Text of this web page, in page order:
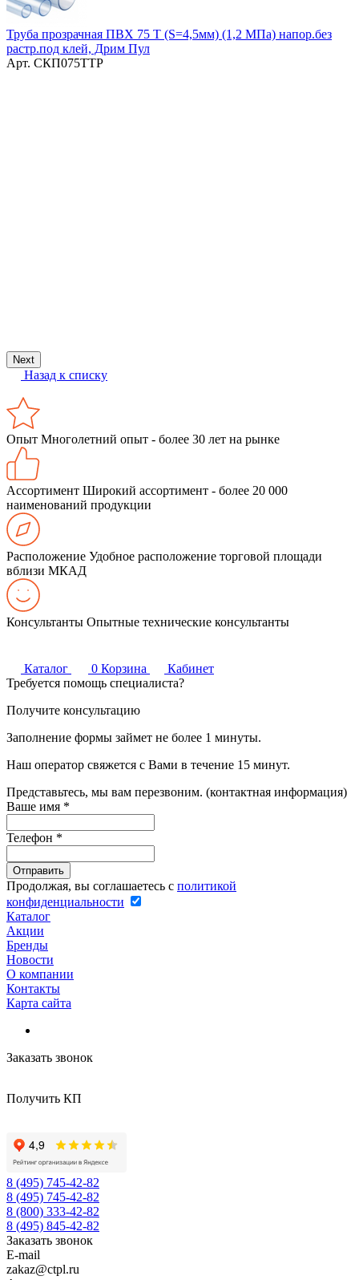
Труба прозрачная ПВХ 75 Т (S=4,5мм) (1,2 МПа) напор.без
растр.под клей, Дрим Пул
Арт. СКП075ТТР
Next
Назад к списку
Опыт Многолетний опыт - более 30 лет на рынке
Ассортимент Широкий ассортимент - более 20 000
наименований продукции
Расположение Удобное расположение торговой площади
вблизи МКАД
Консультанты Опытные технические консультанты
Каталог 0 Корзина
Кабинет
Требуется помощь специалиста?
Получите консультацию
Заполнение формы займет не более 1 минуты.
Наш оператор свяжется с Вами в течение 15 минут.
Представьтесь, мы вам перезвоним. (контактная информация)
Ваше имя *
Телефон *
Продолжая, вы соглашаетесь с политикой
конфиденциальности
Каталог
Акции
Бренды
Новости
О компании
Контакты
Карта сайта
Заказать звонок
Получить КП
8 (495) 745-42-82
8 (495) 745-42-82
8 (800) 333-42-82
8 (495) 845-42-82
Заказать звонок
E-mail
zakaz@ctpl.ru